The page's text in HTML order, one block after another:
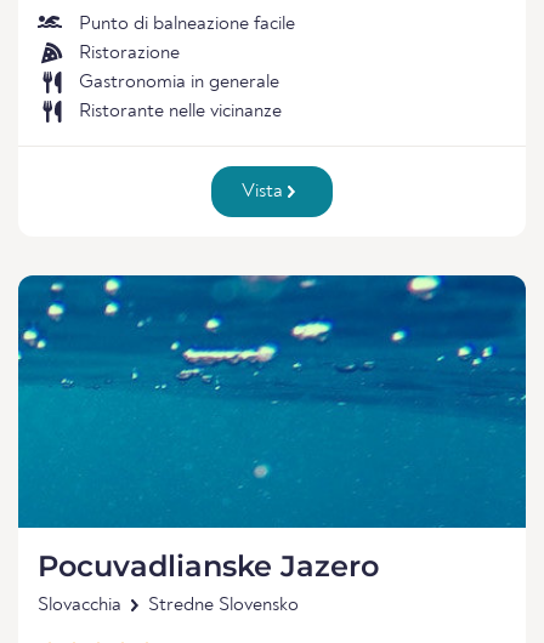
Punto di balneazione facile
Ristorazione
Gastronomia in generale
Ristorante nelle vicinanze
Vista
Pocuvadlianske Jazero
Slovacchia Stredne Slovensko